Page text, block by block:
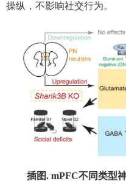
操纵，不影响社交行为。
插图. mPFC不同类型